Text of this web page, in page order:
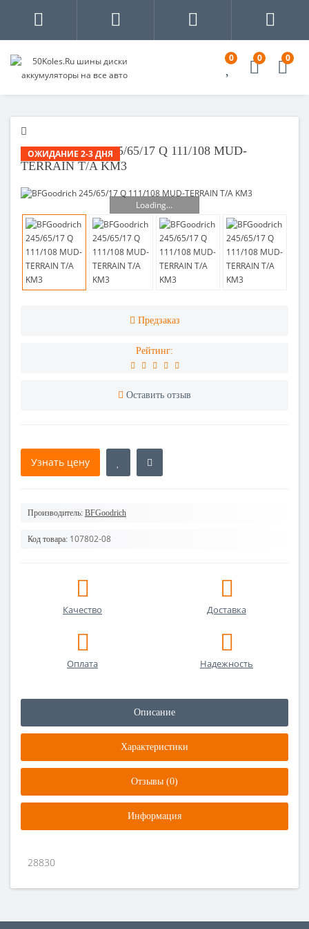
0 0 0
BFGOODRICH 245/65/17 Q 111/108 MUD-
TERRAIN T/A KM3
ОЖИДАНИЕ 2-3 ДНЯ
Loading...
Предзаказ
Рейтинг:
Оставить отзыв
Узнать цену
Производитель: BFGoodrich
Код товара: 107802-08
Качество Доставка
Оплата Надежность
Описание
Характеристики
Отзывы (0)
Информация
28830